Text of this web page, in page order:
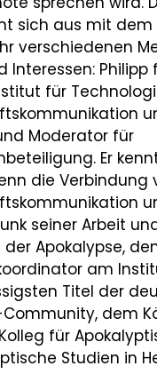
sich aus mit dem
verschiedenen
Interessen:
für
Moderator für
Er
die Verbindung
seiner Arbeit
Apokalypse,
am
Titel der
dem
für
Studien in